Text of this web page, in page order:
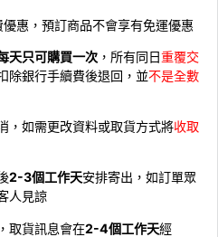
惠，預訂商品不會享有免運優惠
天只可購買一次 ，所有同日重覆交
除銀行手續費後退回，並不是全數
，如需更改資料或取貨方式將收取
2-3個工作天安排寄出，如訂單眾
人見諒
，取貨訊息會在2-4個工作天經